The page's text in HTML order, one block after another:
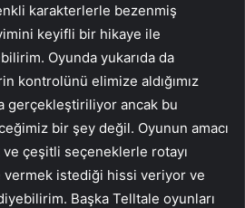
karakterlerle bezenmiş
keyifli bir hikaye ile
Oyunda yukarıda da
kontrolünü elimize aldığımız
gerçekleştiriliyor ancak bu
bir şey değil. Oyunun amacı
çeşitli seçeneklerle rotayı
istediği hissi veriyor ve
Başka Telltale oyunları